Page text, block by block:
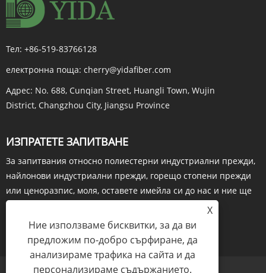
Тел: +86-519-83766128
електронна поща: cherry@yidafiber.com
Адрес: No. 688, Cunqian Street, Huangli Town, Wujin
District, Changzhou City, Jiangsu Province
ИЗПРАТЕТЕ ЗАПИТВАНЕ
За запитвания относно полиестерни индустриални прежди,
найлонови индустриални прежди, горещо стопени прежди
или ценоразпис, моля, оставете имейла си до нас и ние ще
се свържем в рамките на 24 часа.
ЗАПИТВАНЕ СЕГА
X
Ние използваме бисквитки, за да ви
предложим по-добро сърфиране, да
анализираме трафика на сайта и да
персонализираме съдържанието.